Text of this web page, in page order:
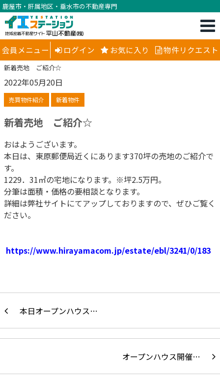
鹿屋市・肝属地区・垂水市の不動産専門
会員メニュー ログイン お気に入り 物件リクエスト
新着売地 ご紹介☆
2022年05月20日
売買物件紹介 新着物件
新着売地 ご紹介☆
おはようございます。
本日は、東原郵便局近くにあります370坪の売地のご紹介で
す。
1229．31㎡の宅地になります。※坪2.5万円。
分筆は面積・価格の要相談となります。
詳細は弊社サイトにてアップしておりますので、ぜひご覧く
ださい。
https://www.hirayamacom.jp/estate/ebl/3241/0/183
本日オープンハウス…
オープンハウス開催…